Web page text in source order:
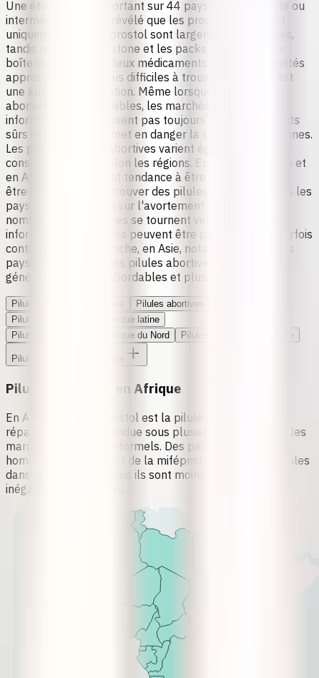
Une étude récente portant sur 44 pays à revenu faible ou
intermédiaire
[10] a révélé que les produits contenant
uniquement du misoprostol sont largement disponibles,
tandis que la mifépristone et les packs combinés (une
boîte contenant les deux médicaments dans les quantités
appropriées) sont plus difficiles à trouver.
est
une autre préoccupation. Même lorsque des pilules
abortives sont disponibles, les marchés formels et
informels ne garantissent pas toujours des médicaments
sûrs et fiables. Cela met en danger la santé des personnes.
Les prix des pilules abortives varient également
considérablement selon les régions. En Amérique latine et
en Afrique, les prix ont tendance à être élevés et il peut
être plus difficile de trouver des pilules de qualité. Dans les
pays où la législation sur l'avortement est stricte, de
nombreuses personnes se tournent vers les marchés
informels où les pilules peuvent être plus chères et parfois
contrefaites. En revanche, en Asie, notamment dans des
pays comme l’Inde, les pilules abortives sont
généralement plus abordables et plus fiables.
Pilules abortives en Afrique
Pilules abortives en Asie
Pilules abortives en Amérique latine
Pilules abortives en Amérique du Nord
Pilules abortives en Europe
Pilules abortives en Afrique
Pilules abortives en Afrique
En Afrique, le misoprostol est la pilule abortive la plus
répandue, souvent vendue sous plusieurs marques sur les
marchés formels et informels. Des packs combinés
homologués contenant de la mifépristone sont disponibles
dans certains pays, mais ils sont moins courants et
inégalement distribués.